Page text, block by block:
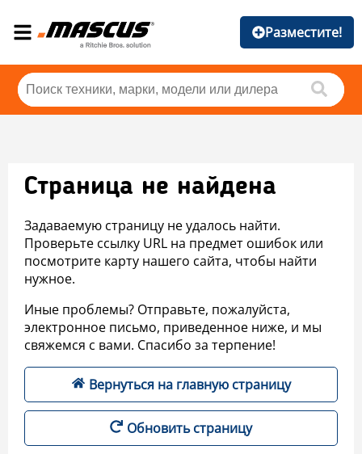
Разместите!
Страница не найдена
Задаваемую страницу не удалось найти.
Проверьте ссылку URL на предмет ошибок или
посмотрите карту нашего сайта, чтобы найти
нужное.
Иные проблемы? Отправьте, пожалуйста,
электронное письмо, приведенное ниже, и мы
свяжемся с вами. Спасибо за терпение!
Вернуться на главную страницу
Обновить страницу